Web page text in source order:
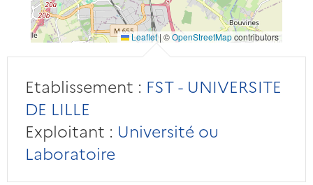
Leaflet| ©OpenStreetMapcontributors
Etablissement : FST - UNIVERSITE
DE LILLE
Exploitant : Université ou
Laboratoire